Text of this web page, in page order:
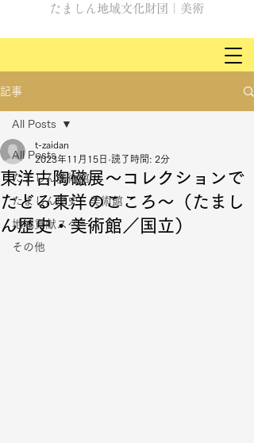
たましん地域文化財団｜美術
記事
All Posts
たましん美術館
たましん歴史・美術館
地域貢献スペース
その他
All Posts
東洋古陶磁展〜コレクションで
たどる東洋のこころ〜（たまし
ん歴史・美術館／国立）
t-zaidan
2023年11月15日 読了時間: 2分